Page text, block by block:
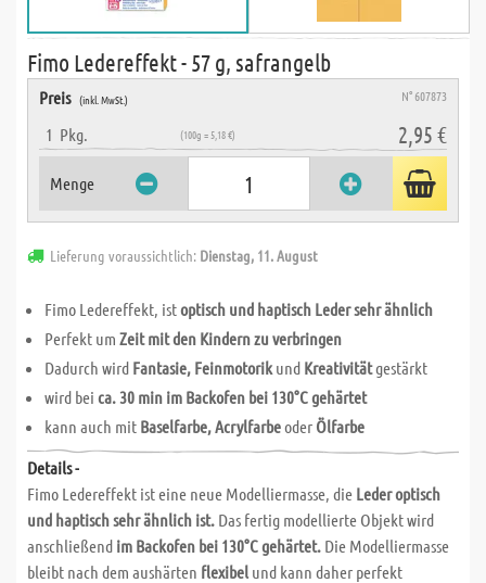
Fimo Ledereffekt - 57 g, safrangelb
Preis (inkl. MwSt.) N° 607873
1 Pkg. (100g = 5,18 €) 2,95 €
Menge
Lieferung voraussichtlich: Dienstag, 11. August
Fimo Ledereffekt, istoptisch und haptisch Leder sehr ähnlich
Perfekt um Zeit mit den Kindern zu verbringen
Dadurch wird Fantasie, Feinmotorik und Kreativitätgestärkt
wird bei ca. 30 min im Backofen bei 130°C gehärtet
kann auch mit Baselfarbe, Acrylfarbeoder Ölfarbe
Details -
Fimo Ledereffekt ist eine neue Modelliermasse, die Leder optisch
und haptisch sehr ähnlich ist. Das fertig modellierte Objekt wird
anschließend im Backofen bei 130°C gehärtet. Die Modelliermasse
bleibt nach dem aushärten flexibelund kann daher perfekt